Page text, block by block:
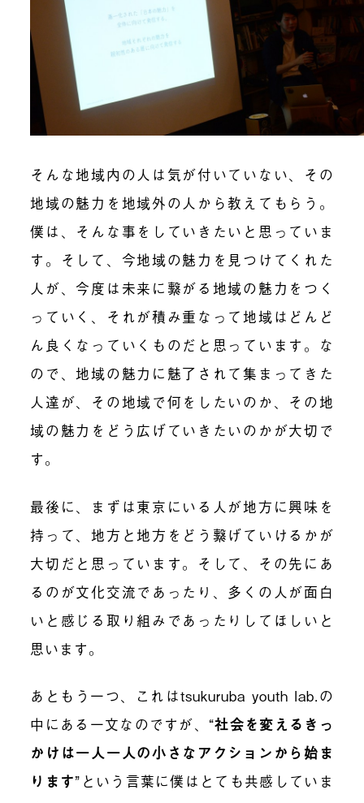
そんな地域内の人は気が付いていない、その
地域の魅力を地域外の人から教えてもらう。
僕は、そんな事をしていきたいと思っていま
す。そして、今地域の魅力を見つけてくれた
人が、今度は未来に繋がる地域の魅力をつく
っていく、それが積み重なって地域はどんど
ん良くなっていくものだと思っています。な
ので、地域の魅力に魅了されて集まってきた
人達が、その地域で何をしたいのか、その地
域の魅力をどう広げていきたいのかが大切で
す。
最後に、まずは東京にいる人が地方に興味を
持って、地方と地方をどう繋げていけるかが
大切だと思っています。そして、その先にあ
るのが文化交流であったり、多くの人が面白
いと感じる取り組みであったりしてほしいと
思います。
あともう一つ、これはtsukuruba youth lab.の
中にある一文なのですが、“社会を変えるきっ
かけは一人一人の小さなアクションから始ま
ります”という言葉に僕はとても共感していま